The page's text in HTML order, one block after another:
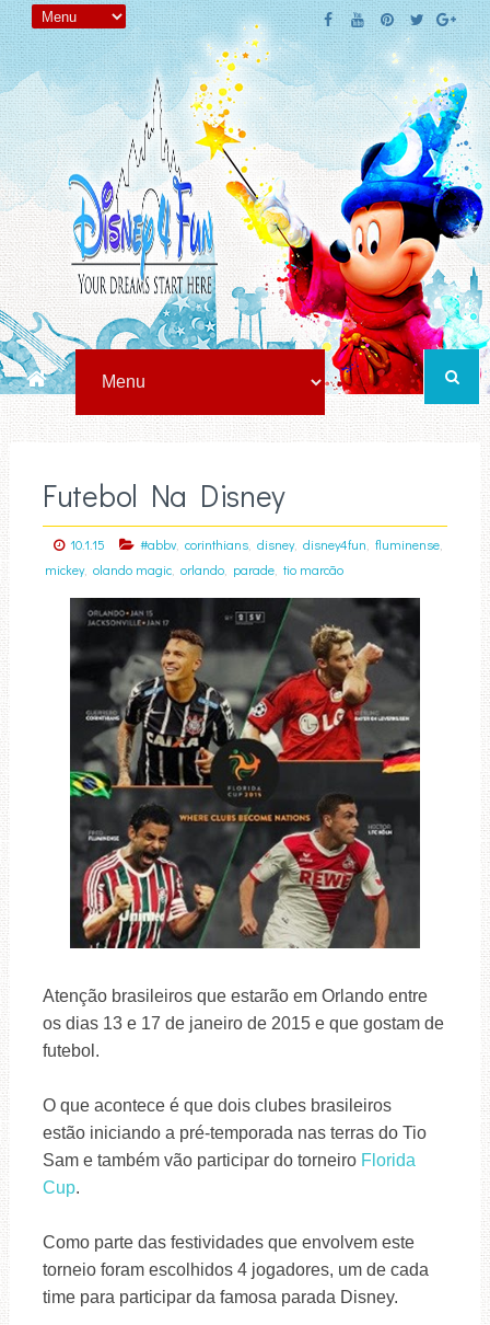
Futebol Na Disney
10.1.15 #abbv, corinthians, disney, disney4fun fluminense,
mickey, olando magic, orlando, parade, tio marcão
Atenção brasileiros que estarão em Orlando entre
os dias 13 e 17 de janeiro de 2015 e que gostam de
futebol.
O que acontece é que dois clubes brasileiros
estão iniciando a pré-temporada nas terras do Tio
Sam e também vão participar do torneiro Florida
Cup.
Como parte das festividades que envolvem este
torneio foram escolhidos 4 jogadores, um de cada
time para participar da famosa parada Disney.